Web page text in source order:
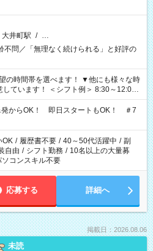
大井町駅 / …
不問／「無理なく続けられる」と好評の
を選べます！ ▼他にも様々な時
しています！ ＜シフト例＞ 8:30～12:00
22:00～翌6:00 など
からOK！ 即日スタートもOK！ ＃7
OK / 履歴書不要 / 40～50代活躍中 / 副
自由 / シフト勤務 / 10名以上の大量募
ソコンスキル不要
応募する 詳細へ
掲載日：2026.08.06
未読